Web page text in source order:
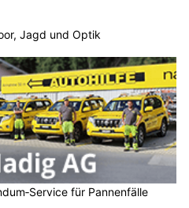
Jagd und Optik
für Pannenfälle